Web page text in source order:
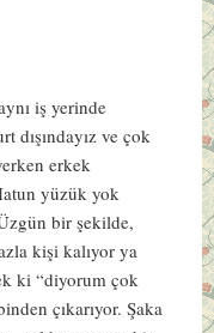
iş yerinde
dışındayız ve çok
erkek
yüzük yok
bir şekilde,
kişi kalıyor ya
ki “diyorum çok
çıkarıyor. Şaka